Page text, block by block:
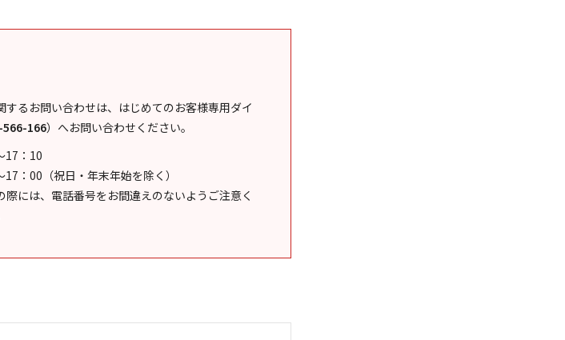
するお問い合わせは、はじめてのお客様専用ダイ
566-166） へお問い合わせください。
17：10
：00（祝日・年末年始を除く）
際には、電話番号をお間違えのないようご注意く